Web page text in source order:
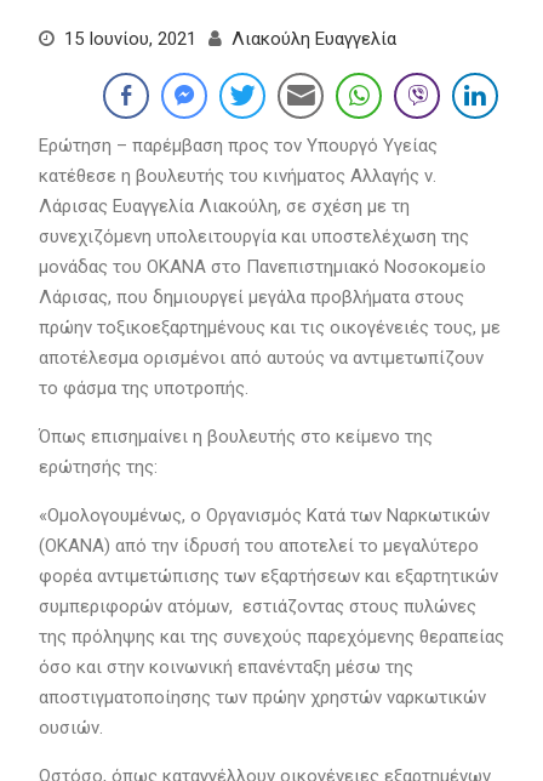
15 Ιουνίου, 2021 Λιακούλη Ευαγγελία
Ερώτηση – παρέμβαση προς τον Υπουργό Υγείας
κατέθεσε η βουλευτής του κινήματος Αλλαγής ν.
Λάρισας Ευαγγελία Λιακούλη, σε σχέση με τη
συνεχιζόμενη υπολειτουργία και υποστελέχωση της
μονάδας του ΟΚΑΝΑ στο Πανεπιστημιακό Νοσοκομείο
Λάρισας, που δημιουργεί μεγάλα προβλήματα στους
πρώην τοξικοεξαρτημένους και τις οικογένειές τους, με
αποτέλεσμα ορισμένοι από αυτούς να αντιμετωπίζουν
το φάσμα της υποτροπής.
Όπως επισημαίνει η βουλευτής στο κείμενο της
ερώτησής της:
«Ομολογουμένως, ο Οργανισμός Κατά των Ναρκωτικών
(ΟΚΑΝΑ) από την ίδρυσή του αποτελεί το μεγαλύτερο
φορέα αντιμετώπισης των εξαρτήσεων και εξαρτητικών
συμπεριφορών ατόμων, εστιάζοντας στους πυλώνες
της πρόληψης και της συνεχούς παρεχόμενης θεραπείας
όσο και στην κοινωνική επανένταξη μέσω της
αποστιγματοποίησης των πρώην χρηστών ναρκωτικών
ουσιών.
Ωστόσο, όπως καταγγέλλουν οικογένειες εξαρτημένων